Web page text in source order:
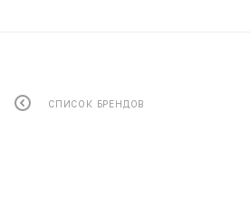
СПИСОК БРЕНДОВ